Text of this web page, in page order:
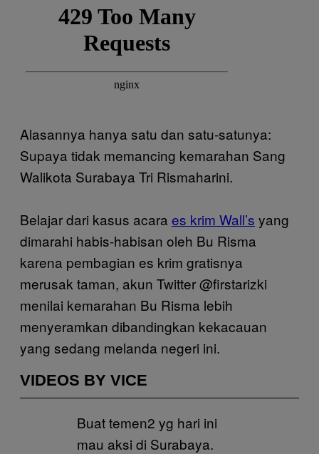
Alasannya hanya satu dan satu-satunya:
Supaya tidak memancing kemarahan Sang
Walikota Surabaya Tri Rismaharini.
Belajar dari kasus acara es krim Wall’s yang
dimarahi habis-habisan oleh Bu Risma
karena pembagian es krim gratisnya
merusak taman, akun Twitter @firstarizki
menilai kemarahan Bu Risma lebih
menyeramkan dibandingkan kekacauan
yang sedang melanda negeri ini.
VIDEOS BY VICE
Buat temen2 yg hari ini
mau aksi di Surabaya.